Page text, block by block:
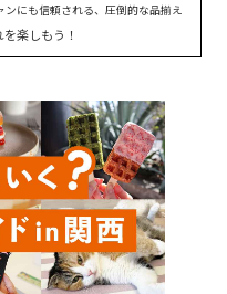
にも信頼される、圧倒的な品揃え
楽しもう！